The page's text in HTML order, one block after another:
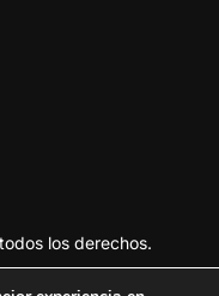
los derechos.